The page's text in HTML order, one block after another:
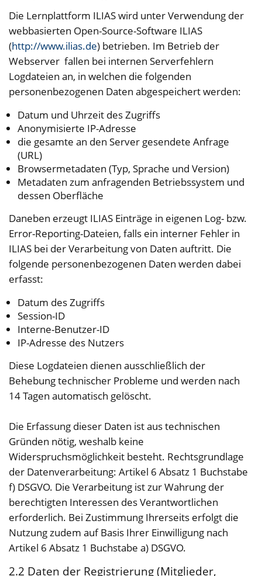
Die Lernplattform ILIAS wird unter Verwendung der
webbasierten Open-Source-Software ILIAS
(http://www.ilias.de) betrieben. Im Betrieb der
Webserver fallen bei internen Serverfehlern
Logdateien an, in welchen die folgenden
personenbezogenen Daten abgespeichert werden:
Datum und Uhrzeit des Zugriffs
Anonymisierte IP-Adresse
die gesamte an den Server gesendete Anfrage
(URL)
Browsermetadaten (Typ, Sprache und Version)
Metadaten zum anfragenden Betriebssystem und
dessen Oberfläche
Daneben erzeugt ILIAS Einträge in eigenen Log- bzw.
Error-Reporting-Dateien, falls ein interner Fehler in
ILIAS bei der Verarbeitung von Daten auftritt. Die
folgende personenbezogenen Daten werden dabei
erfasst:
Datum des Zugriffs
Session-ID
Interne-Benutzer-ID
IP-Adresse des Nutzers
Diese Logdateien dienen ausschließlich der
Behebung technischer Probleme und werden nach
14 Tagen automatisch gelöscht.
Die Erfassung dieser Daten ist aus technischen
Gründen nötig, weshalb keine
Widerspruchsmöglichkeit besteht. Rechtsgrundlage
der Datenverarbeitung: Artikel 6 Absatz 1 Buchstabe
f) DSGVO. Die Verarbeitung ist zur Wahrung der
berechtigten Interessen des Verantwortlichen
erforderlich. Bei Zustimmung Ihrerseits erfolgt die
Nutzung zudem auf Basis Ihrer Einwilligung nach
Artikel 6 Absatz 1 Buchstabe a) DSGVO.
2.2 Daten der Registrierung (Mitglieder,